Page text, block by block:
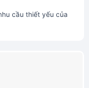
cầu thiết yếu của